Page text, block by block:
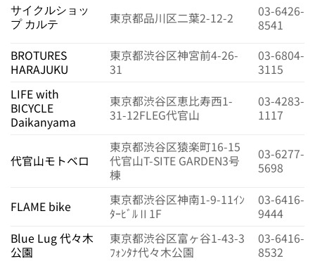
サイクルショッ
プ カルテ
東京都品川区二葉2-12-2
03-6426-
8541
BROTURES
HARAJUKU
東京都渋谷区神宮前4-26-
31
03-6804-
3115
LIFE with
BICYCLE
Daikanyama
東京都渋谷区恵比寿西1-
31-12FLEG代官山
03-4283-
1117
代官山モトベロ
東京都渋谷区猿楽町16-15
代官山T-SITE GARDEN3号
棟
03-6277-
5698
FLAME bike
東京都渋谷区神南1-9-11ｲﾝ
ﾀｰﾋﾞﾙⅡ1F
03-6416-
9444
Blue Lug 代々木
公園
東京都渋谷区富ヶ谷1-43-3
ﾌｫﾝﾀﾅ代々木公園
03-6416-
8532